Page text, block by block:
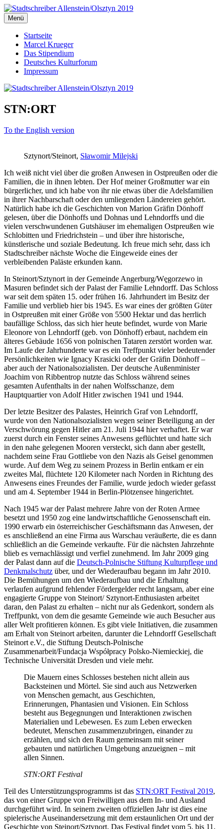
Zum
Inhalt
springen
Stadtschreiber Allenstein/Olsztyn 2019
Der Schriftsteller und Übersetzer Marcel Krueger berichtet aus dem
Herzen Ermlands
Menü
Startseite
Marcel Krueger
Das Stipendium
Deutsches Kulturforum
Impressum
STN:ORT
To the English version
Sztynort/Steinort, Sławomir Milejski
Ich weiß nicht viel über die großen Anwesen in Ostpreußen oder die
Familien, die in ihnen lebten. Der Hof meiner Großmutter war ein
bürgerlicher, und ich habe von ihr nie etwas über die Adelsfamilien
in ihrer Nachbarschaft oder den umliegenden Ländereien gehört.
Natürlich habe ich die Geschichten von Marion Gräfin Dönhoff
gelesen, über die Dönhoffs und Dohnas und Lehndorffs und die
vielen verschwundenen Gutshäuser im ehemaligen Ostpreußen wie
Schlobitten und Friedrichstein – und über ihre historische,
künstlerische und soziale Bedeutung. Ich freue mich sehr, dass ich
Stadtschreiber nächste Woche die Eingeweide eines der
verbleibenden Paläste erkunden kann.
In Steinort/Sztynort in der Gemeinde Angerburg/Węgorzewo in
Masuren befindet sich der Palast der Familie Lehndorff. Das Schloss
war seit dem späten 15. oder frühen 16. Jahrhundert im Besitz der
Familie und verblieb hier bis 1945. Es war eines der größten Güter
in Ostpreußen mit einer Größe von 5500 Hektar und das herrlich
baufällige Schloss, das sich hier heute befindet, wurde von Marie
Eleonore von Lehndorff (geb. von Dönhoff) erbaut, nachdem ein
älteres Gebäude 1656 von polnischen Tataren zerstört worden war.
Im Laufe der Jahrhunderte war es ein Treffpunkt vieler bedeutender
Persönlichkeiten wie Ignacy Krasicki oder der Gräfin Dönhoff –
aber auch der Nationalsozialisten. Der deutsche Außenminister
Joachim von Ribbentrop nutzte das Schloss während seines
gesamten Aufenthalts in der nahen Wolfsschanze, dem
Hauptquartier von Adolf Hitler zwischen 1941 und 1944.
Der letzte Besitzer des Palastes, Heinrich Graf von Lehndorff,
wurde von den Nationalsozialisten wegen seiner Beteiligung an der
Verschwörung gegen Hitler am 21. Juli 1944 hier verhaftet. Er war
zuerst durch ein Fenster seines Anwesens geflüchtet und hatte sich
in den nahe gelegenen Mooren versteckt, sich dann aber gestellt,
nachdem seine Frau Gottliebe von den Nazis als Geisel genommen
wurde. Auf dem Weg zu seinem Prozess in Berlin entkam er ein
zweites Mal, flüchtete 120 Kilometer nach Norden in Richtung des
Anwesens eines Freundes der Familie, wurde jedoch wieder gefasst
und am 4. September 1944 in Berlin-Plötzensee hingerichtet.
Nach 1945 war der Palast mehrere Jahre von der Roten Armee
besetzt und 1950 zog eine landwirtschaftliche Genossenschaft ein.
1990 erwarb ein österreichischer Geschäftsmann das Anwesen, der
es anschließend an eine Firma aus Warschau veräußerte, die es dann
schließlich an die Gemeinde verkaufte. Für die nächsten Jahrzehnte
blieb es vernachlässigt und verfiel zunehmend. Im Jahr 2009 ging
der Palast dann auf die Deutsch-Polnische Stiftung Kulturpflege und
Denkmalschutz über, und der Wiederaufbau begann im Jahr 2010.
Die Bemühungen um den Wiederaufbau und die Erhaltung
verlaufen aufgrund fehlender Fördergelder recht langsam, aber eine
engagierte Gruppe von Steinort/ Sztynort-Enthusiasten arbeitet
daran, den Palast zu erhalten – nicht nur als Gedenkort, sondern als
Treffpunkt, von dem die gesamte Gemeinde wie auch Besucher aus
aller Welt profitieren können. Es gibt viele Initiativen, die zusammen
am Erhalt von Steinort arbeiten, darunter die Lehndorff Gesellschaft
Steinort e.V., die Stiftung Deutsch-Polnische
Zusammenarbeit/Fundacja Współpracy Polsko-Niemieckiej, die
Technische Universität Dresden und viele mehr.
Die Mauern eines Schlosses bestehen nicht allein aus
Backsteinen und Mörtel. Sie sind auch aus Netzwerken
von Menschen gemacht, aus Geschichten,
Erinnerungen, Phantasien und Visionen. Ein Schloss
besteht aus Begegnungen und Interaktionen zwischen
Materialien und Lebewesen. Es zum Leben erwecken
bedeutet, Menschen zusammenzubringen, einander zu
erzählen, und sich den Raum gemeinsam mit seiner
gebauten und natürlichen Umgebung anzueignen – mit
allen Sinnen.
STN:ORT Festival
Teil des Unterstützungsprogramms ist das STN:ORT Festival 2019,
das von einer Gruppe von Freiwilligen aus dem In- und Ausland
durchgeführt wird. In seinem zweiten offiziellen Jahr ist dies eine
spielerische Auseinandersetzung mit dem erstaunlichen Ort und der
Geschichte von Steinort/Sztynort. Das Festival findet vom 5. bis 11.